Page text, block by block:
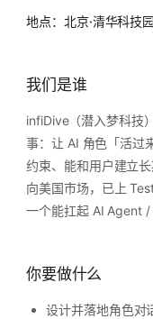
地点：北京·清华科技
我们是谁
infiDive（潜入梦科技
事：让 AI 角色「活
约束、能和用户建立
向美国市场，已上
一个能扛起 AI Agent /
你要做什么
设计并落地角色对